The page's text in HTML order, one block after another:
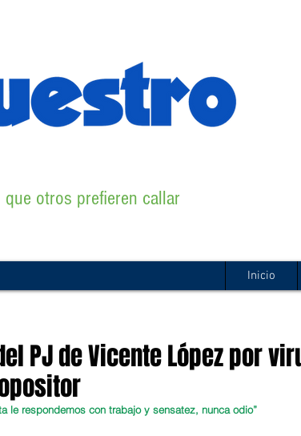
otros prefieren callar
Inicio
PJ de Vicente López por
le respondemos con trabajo y sensatez, nunca odio”